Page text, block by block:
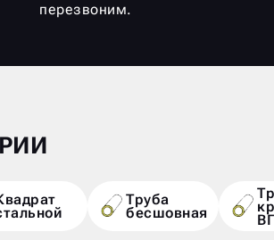
перезвоним.
Труба
бесшовная